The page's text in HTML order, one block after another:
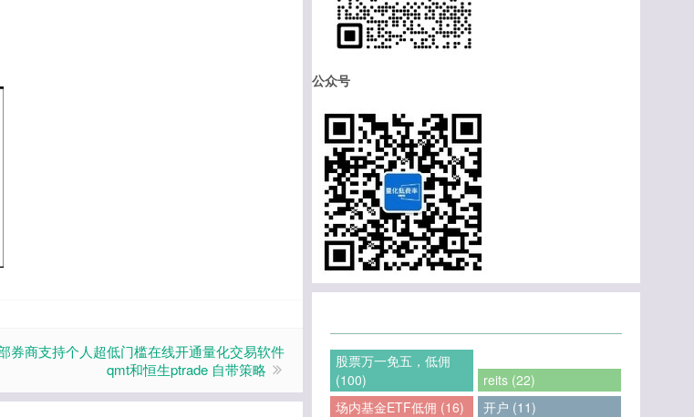
券商支持个人超低门槛在线开通量化交易软件
qmt和恒生ptrade 自带策略
公众号
股票万一免五，低佣
(100)
reits (22)
场内基金ETF低佣 (16)
开户 (11)